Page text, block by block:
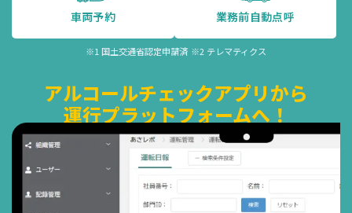
車両予約 業務前自動点呼
※1 国土交通省認定申請済 ※2 テレマティクス
アルコールチェックアプリから
運行プラットフォームへ！